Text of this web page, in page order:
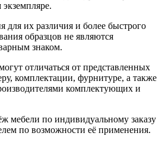
для их различия и более быстрого
образцов не являются
знаком.
отличаться от представленных
комплектации, фурнитуре, а также
комплектующих и
мебели по индивидуальному заказу
по возможности её применения.